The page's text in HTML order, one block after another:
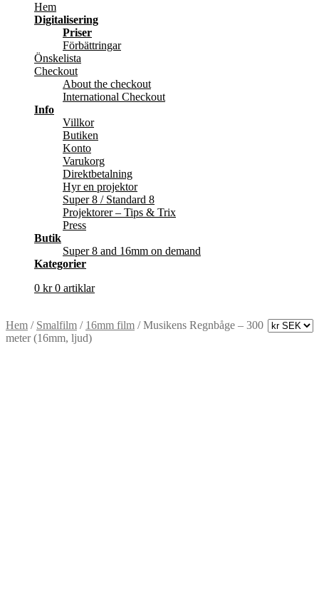
Hem
Digitalisering
Priser
Förbättringar
Önskelista
Checkout
About the checkout
International Checkout
Info
Villkor
Butiken
Konto
Varukorg
Direktbetalning
Hyr en projektor
Super 8 / Standard 8
Projektorer – Tips & Trix
Press
Butik
Super 8 and 16mm on demand
Kategorier
0 kr 0 artiklar
Hem / Smalfilm / 16mm film /Musikens Regnbåge – 300
meter (16mm, ljud)